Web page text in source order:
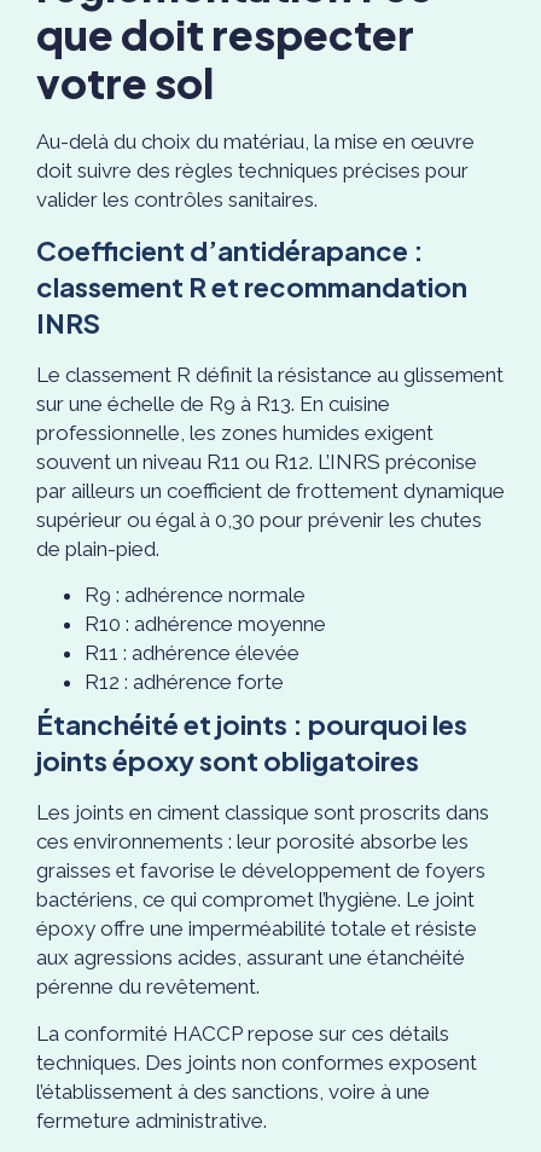
que doit respecter
votre sol
Au-delà du choix du matériau, la mise en œuvre
doit suivre des règles techniques précises pour
valider les contrôles sanitaires.
Coefficient d’antidérapance :
classement R et recommandation
INRS
Le classement R définit la résistance au glissement
sur une échelle de R9 à R13. En cuisine
professionnelle, les zones humides exigent
souvent un niveau R11 ou R12. L’INRS préconise
par ailleurs un coefficient de frottement dynamique
supérieur ou égal à 0,30 pour prévenir les chutes
de plain-pied.
R9 : adhérence normale
R10 : adhérence moyenne
R11 : adhérence élevée
R12 : adhérence forte
Étanchéité et joints : pourquoi les
joints époxy sont obligatoires
Les joints en ciment classique sont proscrits dans
ces environnements : leur porosité absorbe les
graisses et favorise le développement de foyers
bactériens, ce qui compromet l’hygiène. Le joint
époxy offre une imperméabilité totale et résiste
aux agressions acides, assurant une étanchéité
pérenne du revêtement.
La conformité HACCP repose sur ces détails
techniques. Des joints non conformes exposent
l’établissement à des sanctions, voire à une
fermeture administrative.